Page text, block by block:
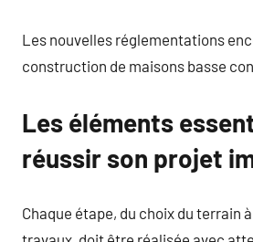
Les nouvelles réglementations
construction de maisons basse
Les éléments
réussir son projet
Chaque étape, du choix du terrain